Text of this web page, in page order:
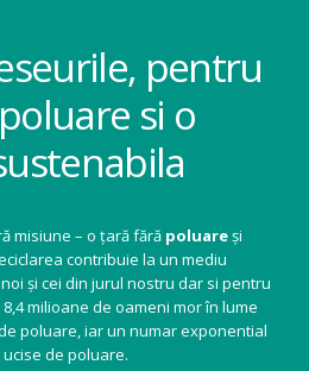
pentru
si o
misiune – o țară fără poluareși
contribuie la un mediu
și cei din jurul nostru dar si pentru
milioane de oameni mor în lume
poluare, iar un numar exponential
de poluare.